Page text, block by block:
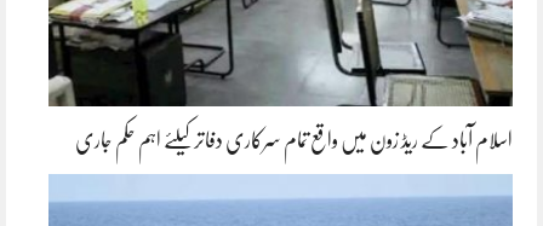
اسلام آباد کے ریڈ زون میں واقع تمام سرکاری دفاتر کیلئے اہم حکم جاری